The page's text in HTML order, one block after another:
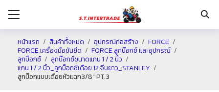
หน้าแรก สินค้าทั้งหมด อุปกรณ์ก่อสร้าง
FORCE
FORCE เครื่องมือขันยึด
FORCE ลูกบ๊อกซ์ และอุปกรณ์
ลูกบ็อกซ์
ลูกบ๊อกซ์ขนาดแกน 1 / 2 นิ้ว
แกน 1 / 2 นิ้ว_ลูกบ็อกซ์เดือย 12 จีบยาว_STANLEY
ลูกบ็อกแบบเดือยหัวแฉก3/8″ PT.3